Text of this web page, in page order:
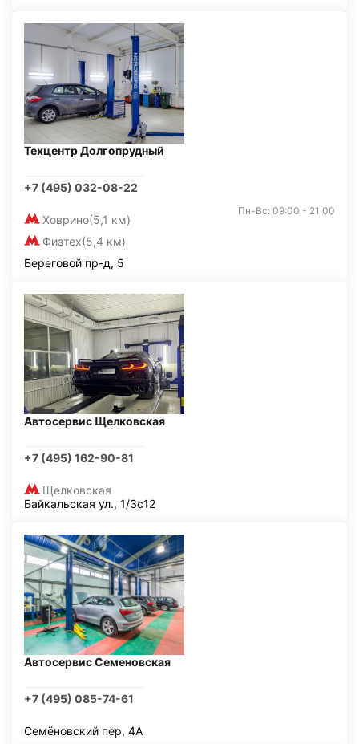
Техцентр Долгопрудный
+7 (495) 032-08-22
Ховрино(5,1 км)
Физтех(5,4 км)
Пн-Вс: 09:00 - 21:00
Береговой пр-д, 5
Автосервис Щелковская
+7 (495) 162-90-81
Щелковская
Байкальская ул., 1/3с12
Автосервис Семеновская
+7 (495) 085-74-61
Семёновский пер, 4А